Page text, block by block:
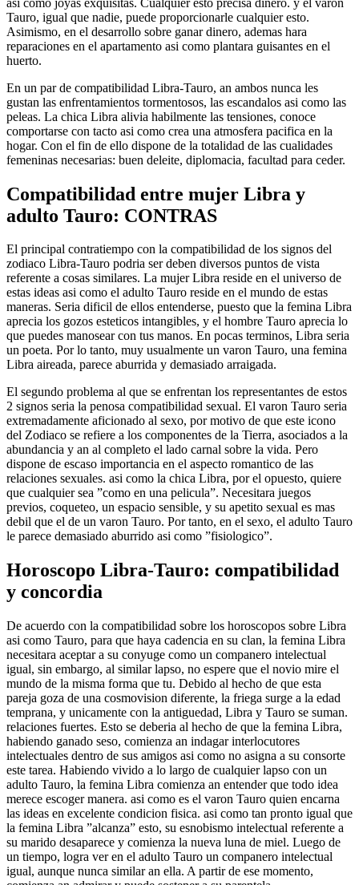
Tauro, igual que nadie, puede proporcionarle cualquier esto.
Asimismo, en el desarrollo sobre ganar dinero, ademas hara
reparaciones en el apartamento asi­ como plantara guisantes en el
huerto.
En un par de compatibilidad Libra-Tauro, an ambos nunca les
gustan las enfrentamientos tormentosos, las escandalos asi­ como las
peleas. La chica Libra alivia habilmente las tensiones, conoce
comportarse con tacto asi­ como crea una atmosfera pacifica en la
hogar. Con el fin de ello dispone de la totalidad de las cualidades
femeninas necesarias: buen deleite, diplomacia, facultad para ceder.
Compatibilidad entre mujer Libra y
adulto Tauro: CONTRAS
El principal contratiempo con la compatibilidad de los signos del
zodiaco Libra-Tauro podri­a ser deben diversos puntos de vista
referente a cosas similares. La mujer Libra reside en el universo de
estas ideas asi­ como el adulto Tauro reside en el mundo de estas
maneras. Seri­a dificil de ellos entenderse, puesto que la femina Libra
aprecia los gozos esteticos intangibles, y el hombre Tauro aprecia lo
que puedes manosear con tus manos. En pocas terminos, Libra seri­a
un poeta. Por lo tanto, muy usualmente un varon Tauro, una femina
Libra aireada, parece aburrida y demasiado arraigada.
El segundo problema al que se enfrentan los representantes de estos
2 signos seri­a la penosa compatibilidad sexual. El varon Tauro seri­a
extremadamente aficionado al sexo, por motivo de que este icono
del Zodiaco se refiere a los componentes de la Tierra, asociados a la
abundancia y an al completo el lado carnal sobre la vida. Pero
dispone de escaso importancia en el aspecto romantico de las
relaciones sexuales. asi­ como la chica Libra, por el opuesto, quiere
que cualquier sea ”como en una pelicula”. Necesitara juegos
previos, coqueteo, un espacio sensible, y su apetito sexual es mas
debil que el de un varon Tauro. Por tanto, en el sexo, el adulto Tauro
le parece demasiado aburrido asi­ como ”fisiologico”.
Horoscopo Libra-Tauro: compatibilidad
y concordia
De acuerdo con la compatibilidad sobre los horoscopos sobre Libra
asi­ como Tauro, para que haya cadencia en su clan, la femina Libra
necesitara aceptar a su conyuge como un companero intelectual
igual, sin embargo, al similar lapso, no espere que el novio mire el
mundo de la misma forma que tu. Debido al hecho de que esta
pareja goza de una cosmovision diferente, la friega surge a la edad
temprana, y unicamente con la antiguedad, Libra y Tauro se suman.
relaciones fuertes. Esto se deberia al hecho de que la femina Libra,
habiendo ganado seso, comienza an indagar interlocutores
intelectuales dentro de sus amigos asi­ como no asigna a su consorte
este tarea. Habiendo vivido a lo largo de cualquier lapso con un
adulto Tauro, la femina Libra comienza an entender que todo idea
merece escoger manera. asi­ como es el varon Tauro quien encarna
las ideas en excelente condicion fisica. asi­ como tan pronto igual que
la femina Libra ”alcanza” esto, su esnobismo intelectual referente a
su marido desaparece y comienza la nueva luna de miel. Luego de
un tiempo, logra ver en el adulto Tauro un companero intelectual
igual, aunque nunca similar an ella. A partir de ese momento,